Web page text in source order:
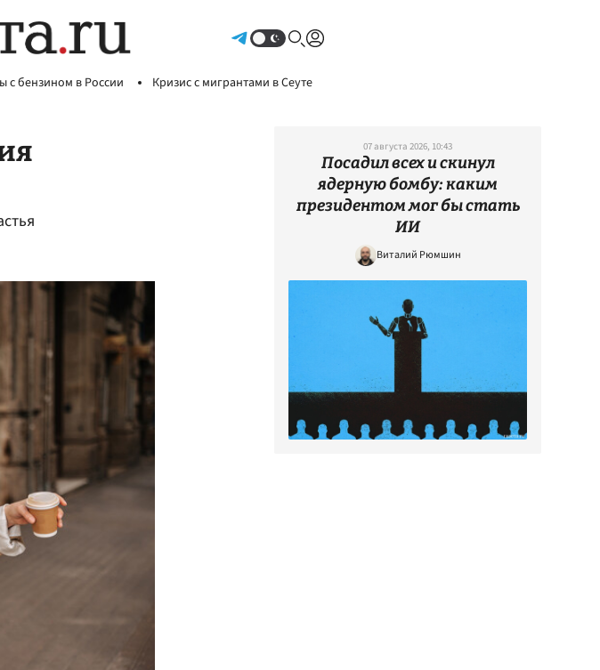
с бензином в России Кризис с мигрантами в Сеуте
07 августа 2026, 10:43
Посадил всех и скинул
ядерную бомбу: каким
президентом мог бы стать
ИИ
Виталий Рюмшин